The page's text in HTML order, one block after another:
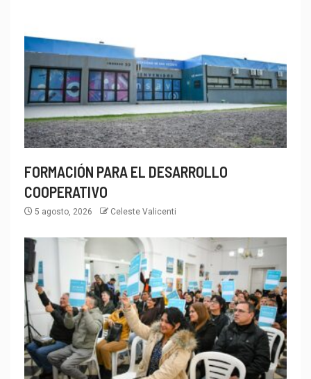
FORMACIÓN PARA EL DESARROLLO
COOPERATIVO
5 agosto, 2026 Celeste Valicenti